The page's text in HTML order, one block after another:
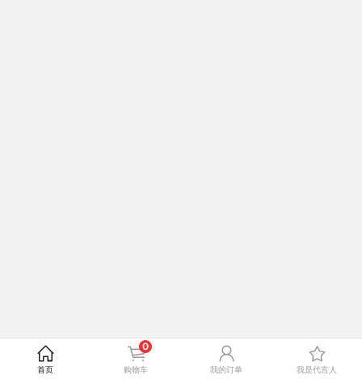
首页 购物车
0
我的订单 我是代言人